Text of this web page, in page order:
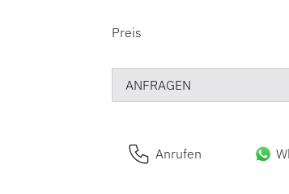
Preis
ANFRAGEN
Anrufen